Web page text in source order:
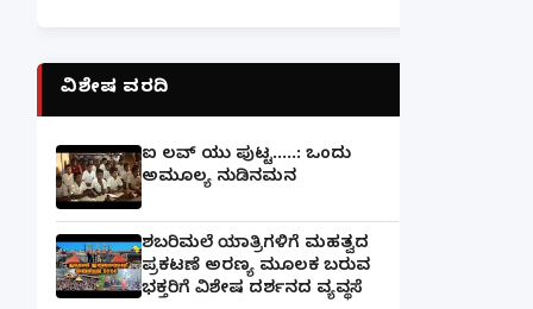
ವಿಶೇಷ ವರದಿ
ಐ ಲವ್ ಯು ಪುಟ್ಟ.....: ಒಂದು
ಅಮೂಲ್ಯ ನುಡಿನಮನ
ಶಬರಿಮಲೆ ಯಾತ್ರಿಗಳಿಗೆ ಮಹತ್ವದ
ಪ್ರಕಟಣೆ ಅರಣ್ಯ ಮೂಲಕ ಬರುವ
ಭಕ್ತರಿಗೆ ವಿಶೇಷ ದರ್ಶನದ ವ್ಯವಸ್ಥೆ